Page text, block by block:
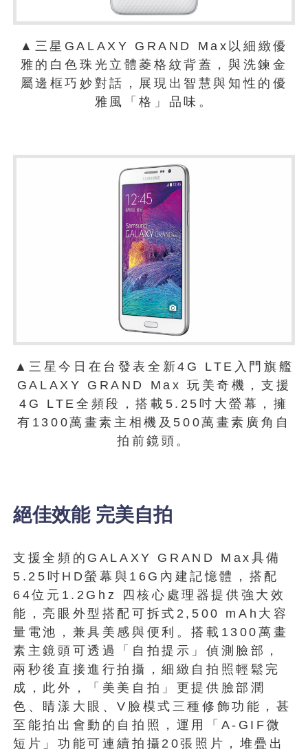
▲三星GALAXY GRAND Max以細緻優
雅的白色珠光立體菱格紋背蓋，與洗鍊金
屬邊框巧妙對話，展現出智慧與知性的優
雅風「格」品味。
▲三星今日在台發表全新4G LTE入門旗艦
GALAXY GRAND Max 玩美奇機，支援
4G LTE全頻段，搭載5.25吋大螢幕，擁
有1300萬畫素主相機及500萬畫素廣角自
拍前鏡頭。
絕佳效能 完美自拍
支援全頻的GALAXY GRAND Max具備
5.25吋HD螢幕與16G內建記憶體，搭配
64位元1.2Ghz 四核心處理器提供強大效
能，亮眼外型搭配可拆式2,500 mAh大容
量電池，兼具美感與便利。搭載1300萬畫
素主鏡頭可透過「自拍提示」偵測臉部，
兩秒後直接進行拍攝，細緻自拍照輕鬆完
成，此外，「美美自拍」更提供臉部潤
色、睛漾大眼、V臉模式三種修飾功能，甚
至能拍出會動的自拍照，運用「A-GIF微
短片」功能可連續拍攝20張照片，堆疊出